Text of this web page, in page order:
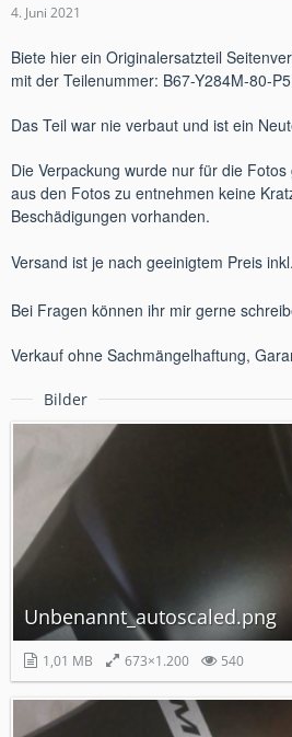
4. Juni 2021
Biete hier ein Originalersatzteil
mit der Teilenummer: B67-Y284M-80-
Das Teil war nie verbaut und ist ein
Die Verpackung wurde nur für die
aus den Fotos zu entnehmen keine
Beschädigungen vorhanden.
Versand ist je nach geeinigtem Preis inkl.
Bei Fragen können ihr mir gerne
Verkauf ohne Sachmängelhaftung,
Bilder
Unbenannt_autoscaled.png
1,01 MB 673×1.200 540